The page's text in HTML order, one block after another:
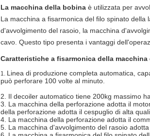
La macchina della bobina è utilizzata per
La macchina a fisarmonica del filo spinato
d'avvolgimento del rasoio, la macchina
cavo. Questo tipo presenta i vantaggi
Caratteristiche a fisarmonica della
1. Linea di produzione completa automatica,
può perforare 100 volte al minuto.
2. Il decoiler automatico tiene 200kg massimo
3. La macchina della perforazione adotta il
della perforazione adotta il cespuglio di alta
4. La macchina della perforazione adotta il
5. La macchina d'avvolgimento del rasoio